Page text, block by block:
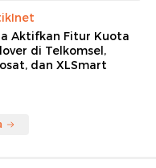
Aktifkan Fitur Kuota
di Telkomsel,
dan XLSmart